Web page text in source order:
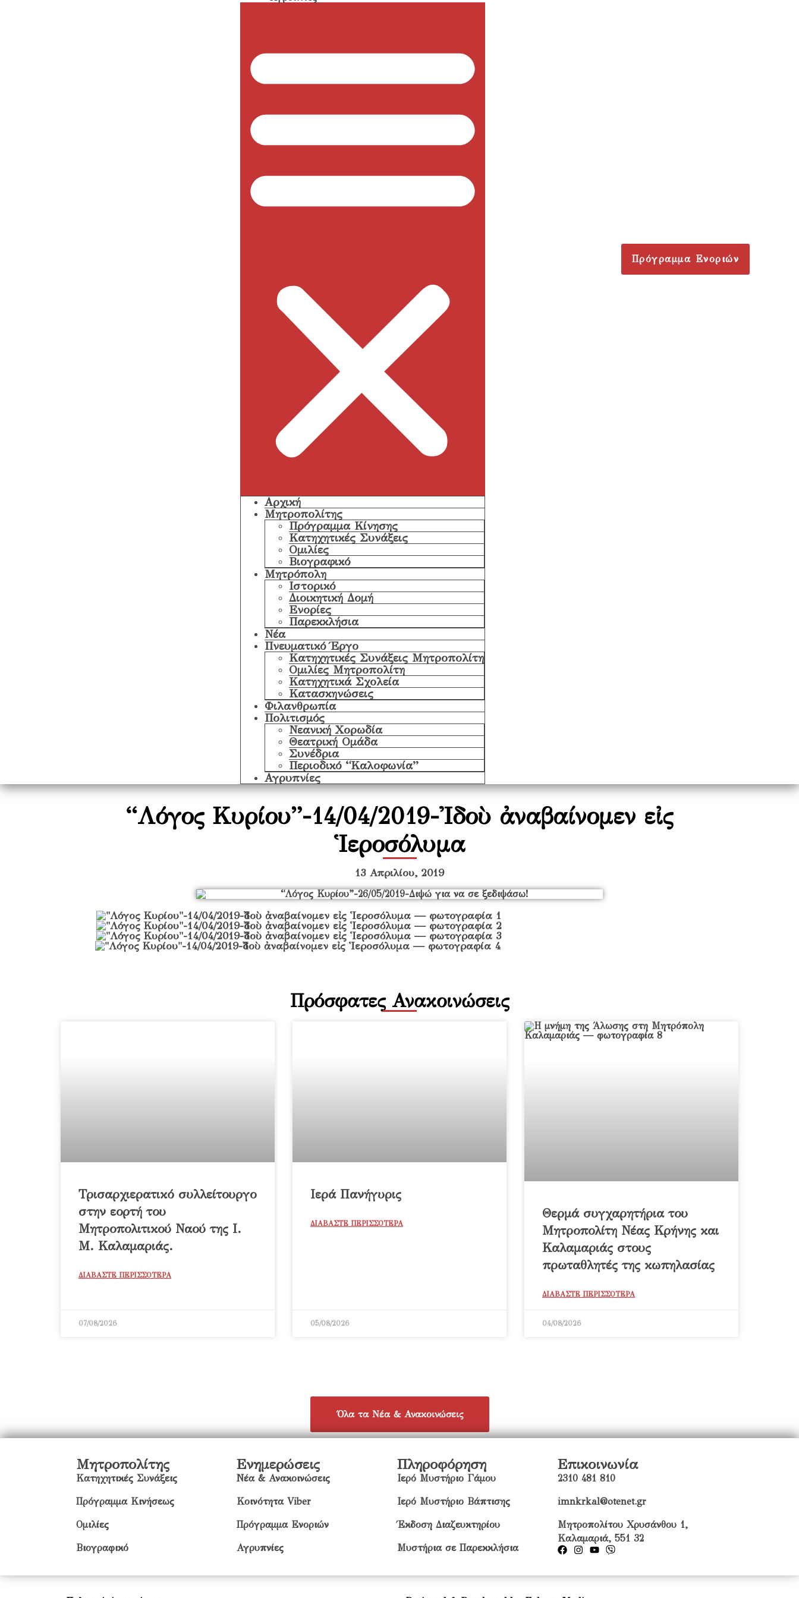
Αρχική
Μητροπολίτης
Πρόγραμμα Κίνησης
Κατηχητικές Συνάξεις
Ομιλίες
Βιογραφικό
Μητρόπολη
Ιστορικό
Διοικητική Δομή
Ενορίες
Παρεκκλήσια
Νέα
Πνευματικό Έργο
Κατηχητικές Συνάξεις Μητροπολίτη
Ομιλίες Μητροπολίτη
Κατηχητικά Σχολεία
Κατασκηνώσεις
Φιλανθρωπία
Πολιτισμός
Νεανική Χορωδία
Θεατρική Ομάδα
Συνέδρια
Περιοδικό “Καλοφωνία”
Αγρυπνίες
Πρόγραμμα Ενοριών
“Λόγος Κυρίου”-14/04/2019-Ἰδοὺ ἀναβαίνομεν εἰς
Ἱεροσόλυμα
13 Απριλίου, 2019
Πρόσφατες Ανακοινώσεις
Τρισαρχιερατικό συλλείτουργο
στην εορτή του
Μητροπολιτικού Ναού της Ι.
Μ. Καλαμαριάς.
ΔΙΑΒΑΣΤΕ ΠΕΡΙΣΣΟΤΕΡΑ
07/08/2026
Ιερά Πανήγυρις
ΔΙΑΒΑΣΤΕ ΠΕΡΙΣΣΟΤΕΡΑ
05/08/2026
Θερμά συγχαρητήρια του
Μητροπολίτη Νέας Κρήνης και
Καλαμαριάς στους
πρωταθλητές της κωπηλασίας
ΔΙΑΒΑΣΤΕ ΠΕΡΙΣΣΟΤΕΡΑ
04/08/2026
Όλα τα Νέα & Ανακοινώσεις
Μητροπολίτης
Κατηχητικές Συνάξεις
Πρόγραμμα Κινήσεως
Ομιλίες
Βιογραφικό
Ενημερώσεις
Νέα & Ανακοινώσεις
Κοινότητα Viber
Πρόγραμμα Ενοριών
Αγρυπνίες
Πληροφόρηση
Ιερό Μυστήριο Γάμου
Ιερό Μυστήριο Βάπτισης
Έκδοση Διαζευκτηρίου
Μυστήρια σε Παρεκκλήσια
Επικοινωνία
2310 481 810
imnkrkal@otenet.gr
Μητροπολίτου Χρυσάνθου 1,
Καλαμαριά, 551 32